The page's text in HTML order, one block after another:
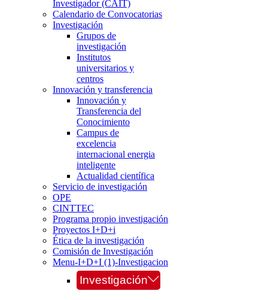
Investigador (CAIT)
Calendario de Convocatorias
Investigación
Grupos de
investigación
Institutos
universitarios y
centros
Innovación y transferencia
Innovación y
Transferencia del
Conocimiento
Campus de
excelencia
internacional energia
inteligente
Actualidad científica
Servicio de investigación
OPE
CINTTEC
Programa propio investigación
Proyectos I+D+i
Ética de la investigación
Comisión de Investigación
Menu-I+D+I (1)-Investigacion
Investigación